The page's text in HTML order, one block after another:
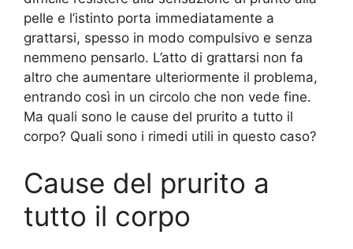
pelle e l’istinto porta immediatamente a
grattarsi, spesso in modo compulsivo e senza
nemmeno pensarlo. L’atto di grattarsi non fa
altro che aumentare ulteriormente il problema,
entrando così in un circolo che non vede fine.
Ma quali sono le cause del prurito a tutto il
corpo? Quali sono i rimedi utili in questo caso?
Cause del prurito a
tutto il corpo